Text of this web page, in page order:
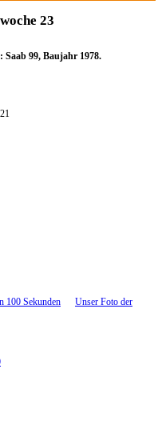
23
Saab 99, Baujahr 1978.
100 Sekunden
Unser Foto der